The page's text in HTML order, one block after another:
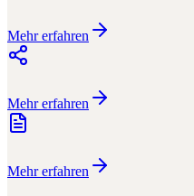
Mehr erfahren
Mehr erfahren
Mehr erfahren